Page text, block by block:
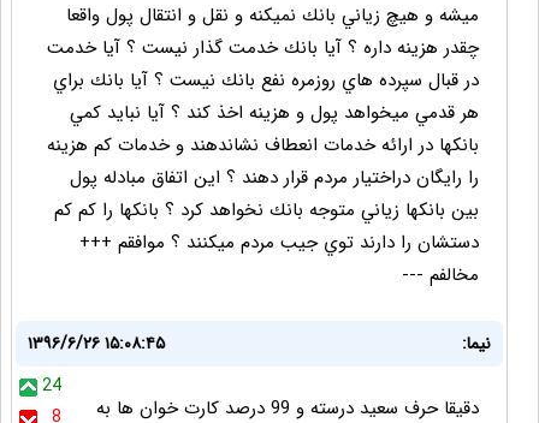
ميشه و هيچ زياني بانك نميكنه و نقل و انتقال پول واقعا
چقدر هزينه داره ؟ آيا بانك خدمت گذار نيست ؟ آيا خدمت
در قبال سپرده هاي روزمره نفع بانك نيست ؟ آيا بانك براي
هر قدمي ميخواهد پول و هزينه اخذ كند ؟ آيا نبايد كمي
بانكها در ارائه خدمات انعطاف نشاندهند و خدمات كم هزينه
را رايگان دراختيار مردم قرار دهند ؟ اين اتفاق مبادله پول
بين بانكها زياني متوجه بانك نخواهد كرد ؟ بانكها را كم كم
دستشان را دارند توي جيب مردم ميكنند ؟ موافقم +++
مخالفم ---
نیما:
۱۳۹۶/۶/۲۶ ۱۵:۰۸:۴۵
24
8
دقیقا حرف سعید درسته و 99 درصد کارت خوان ها به